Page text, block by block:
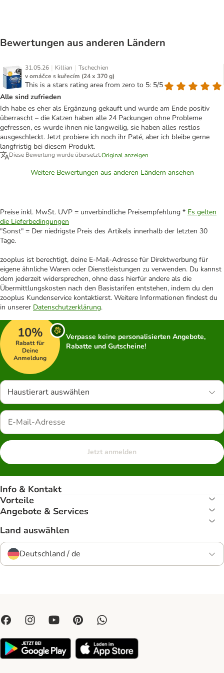
Bewertungen aus anderen Ländern
31.05.26 | Killian | Tschechien
v omáčce s kuřecím (24 x 370 g)
This is a stars rating area from zero to 5: 5/5
Alle sind zufrieden
Ich habe es eher als Ergänzung gekauft und wurde am Ende positiv
überrascht – die Katzen haben alle 24 Packungen ohne Probleme
gefressen, es wurde ihnen nie langweilig, sie haben alles restlos
ausgeschleckt. Jetzt probiere ich noch ihr Paté, aber ich bleibe gerne
langfristig bei diesem Produkt.
Diese Bewertung wurde übersetzt.Original anzeigen
Weitere Bewertungen aus anderen Ländern ansehen
Preise inkl. MwSt. UVP = unverbindliche Preisempfehlung * Es gelten
die Lieferbedingungen
"Sonst" = Der niedrigste Preis des Artikels innerhalb der letzten 30
Tage.
zooplus ist berechtigt, deine E-Mail-Adresse für Direktwerbung für
eigene ähnliche Waren oder Dienstleistungen zu verwenden. Du kannst
dem jederzeit widersprechen, ohne dass hierfür andere als die
Übermittlungskosten nach den Basistarifen entstehen, indem du den
zooplus Kundenservice kontaktierst. Weitere Informationen findest du
in unserer Datenschutzerklärung.
10%
Rabatt für
Deine
Anmeldung
Verpasse keine personalisierten Angebote,
Rabatte und Gutscheine!
Haustierart auswählen
Jetzt anmelden
Info & Kontakt
Vorteile
Angebote & Services
Land auswählen
Deutschland / de